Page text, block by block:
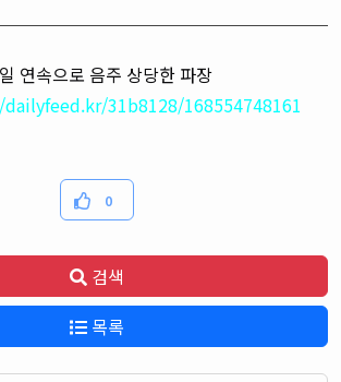
연속으로 음주 상당한 파장
31b8128/168554748161
0
검색
목록